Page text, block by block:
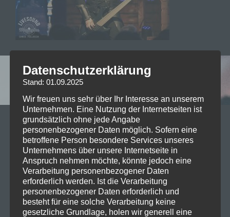
Leave a reply
Your email address will not be published. Required
fields are marked *
Kommentar*
Datenschutzerklärung
Stand: 01.09.2025
Wir freuen uns sehr über Ihr Interesse an unserem
Unternehmen. Eine Nutzung der Internetseiten ist
grundsätzlich ohne jede Angabe
personenbezogener Daten möglich. Sofern eine
betroffene Person besondere Services unseres
Unternehmens über unsere Internetseite in
Anspruch nehmen möchte, könnte jedoch eine
Verarbeitung personenbezogener Daten
erforderlich werden. Ist die Verarbeitung
personenbezogener Daten erforderlich und
besteht für eine solche Verarbeitung keine
gesetzliche Grundlage, holen wir generell eine